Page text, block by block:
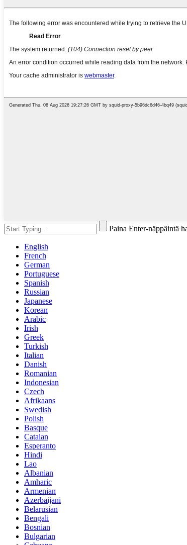
Paina Enter-näppäintä
English
French
German
Portuguese
Spanish
Russian
Japanese
Korean
Arabic
Irish
Greek
Turkish
Italian
Danish
Romanian
Indonesian
Czech
Afrikaans
Swedish
Polish
Basque
Catalan
Esperanto
Hindi
Lao
Albanian
Amharic
Armenian
Azerbaijani
Belarusian
Bengali
Bosnian
Bulgarian